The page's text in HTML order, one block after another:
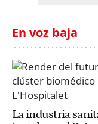
En voz baja
La industria